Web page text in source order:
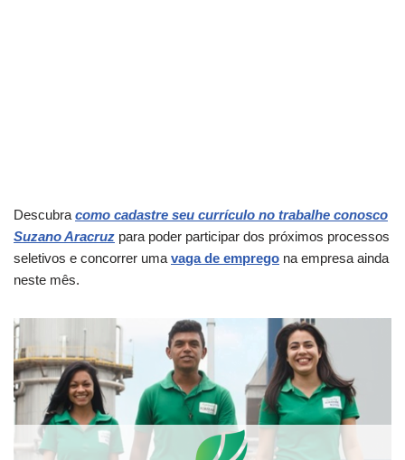
Descubra como cadastre seu currículo no trabalhe conosco
Suzano Aracruz para poder participar dos próximos processos
seletivos e concorrer uma vaga de emprego na empresa ainda
neste mês.